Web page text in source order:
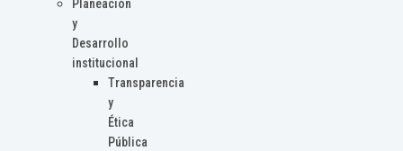
Planeación
y
Desarrollo
institucional
Transparencia
y
Ética
Pública